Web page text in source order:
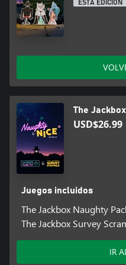
ESTA EDICIÓN
The
USD$26.99
Juegos incluidos
The Jackbox Naughty
The Jackbox Survey
IR